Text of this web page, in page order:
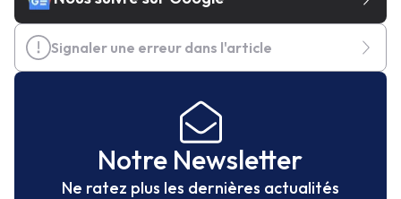
Signaler une erreur dans l'article
Notre Newsletter
Ne ratez plus les dernières actualités